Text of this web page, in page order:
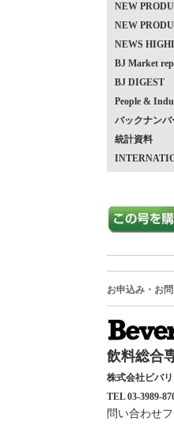
NEW
NEW
NEWS
BJ Market
BJ DIGEST
People &
バックナンバ
統計資料
お申込み・お
飲料総合
株式会社ビバ
TEL 03-3989-
問い合わせ